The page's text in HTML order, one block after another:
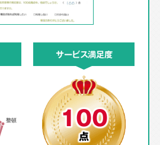
サービス満足度
100
点